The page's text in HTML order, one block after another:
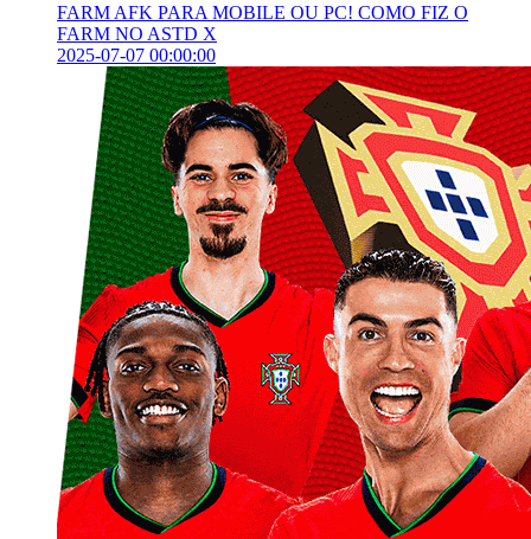
FARM AFK PARA MOBILE OU PC! COMO FIZ O
FARM NO ASTD X
2025-07-07 00:00:00